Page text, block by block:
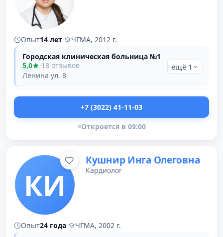
Опыт14 лет·
ЧГМА, 2012 г.
Городская клиническая больница №1
5,0
·18 отзывов
Ленина ул, 8
ещё 1
+7 (3022) 41-11-03
Откроется в 09:00
КИ
Кушнир Инга Олеговна
Кардиолог
Опыт24 года·
ЧГМА, 2002 г.